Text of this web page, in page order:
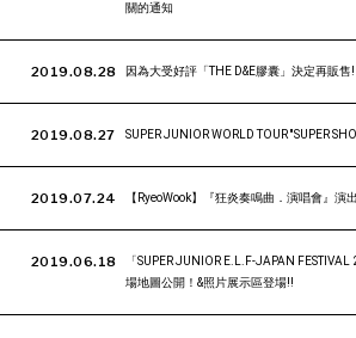
關的通知
2019.08.28 因為大受好評「THE D&E膠囊」決定再販售!
2019.08.27 SUPER JUNIOR WORLD TOUR ''SUPER
2019.07.24 【RyeoWook】『狂炎奏鳴曲．演唱會』演
2019.06.18
「SUPER JUNIOR E.L.F-JAPAN
場地圖公開！&照片展示區登場!!